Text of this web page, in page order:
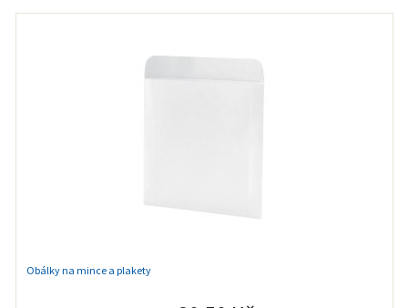
Obálky na mince a plakety